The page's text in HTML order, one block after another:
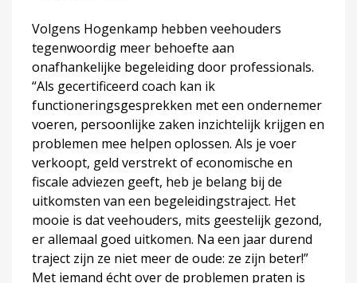
Volgens Hogenkamp hebben veehouders
tegenwoordig meer behoefte aan
onafhankelijke begeleiding door professionals.
“Als gecertificeerd coach kan ik
functioneringsgesprekken met een ondernemer
voeren, persoonlijke zaken inzichtelijk krijgen en
problemen mee helpen oplossen. Als je voer
verkoopt, geld verstrekt of economische en
fiscale adviezen geeft, heb je belang bij de
uitkomsten van een begeleidingstraject. Het
mooie is dat veehouders, mits geestelijk gezond,
er allemaal goed uitkomen. Na een jaar durend
traject zijn ze niet meer de oude: ze zijn beter!”
Met iemand écht over de problemen praten is